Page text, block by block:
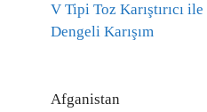
V Tipi Toz Karıştırıcı
Dengeli Karışım
Afganistan